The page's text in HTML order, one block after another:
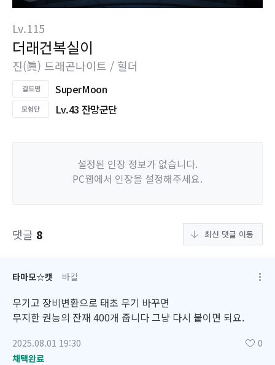
Lv.115
더래건복실이
진(眞) 드래곤나이트 / 힐더
SuperMoon
Lv.43 잔망군단
설정된 인장 정보가 없습니다.
PC웹에서 인장을 설정해주세요.
댓글 8 최신 댓글 이동
타마모☆캣 바칼
무기고 장비변환으로 태초 무기 바꾸면
무지한 권능의 잔재 400개 줍니다 그냥 다시 붙이면 되요.
2025.08.01 19:30
0
채택완료